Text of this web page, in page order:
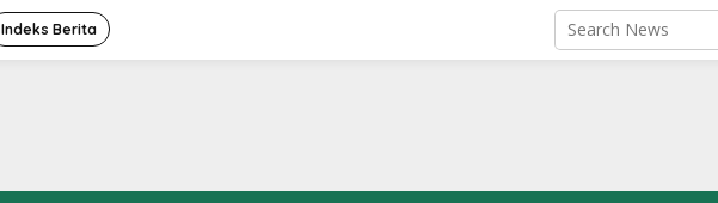
Indeks Berita